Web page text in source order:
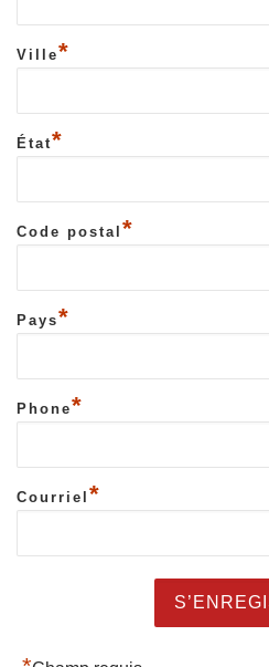
Ville*
État*
Code postal *
Pays*
Phone*
Courriel *